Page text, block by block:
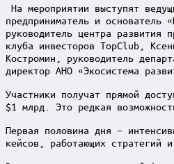
На мероприятии выступят
предприниматель и основатель
руководитель центра развития
клуба инвесторов TopClub,
Костромин, руководитель
директор АНО «Экосистема
Участники получат прямой
$1 млрд. Это редкая
Первая половина дня –
кейсов, работающих стратегий